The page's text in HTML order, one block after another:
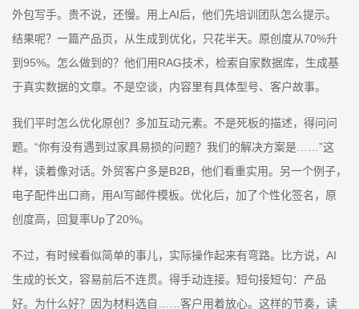
外包写手。贵不说，还慢。用上AI后，他们先培训团队怎么提示。
结果呢？一篇产品页，从生成到优化，只花半天。原创度从70%升
到95%。怎么做到的？他们用RAG技术，检索自家数据库，生成基
于真实数据的文章。不是空谈，内容里有具体型号、客户故事。
我们平时怎么优化原创？多加互动元素。不是死板的描述，得问问
题。“你有没有遇到过家具易损的问题？我们的解决方案是……”这
样，读着像对话。外贸客户多是B2B，他们看重实用。另一个例子，
电子配件出口商，用AI写邮件模板。优化后，加了个性化签名，原
创度高，回复率Up了20%。
不过，有时候看似简单的事儿，实际操作起来有弯路。比方说，AI
生成的长文，容易前后不连贯。得手动连接。短句接短句：产品
好。为什么好？因为材料选自……客户用着放心。这样的节奏，读